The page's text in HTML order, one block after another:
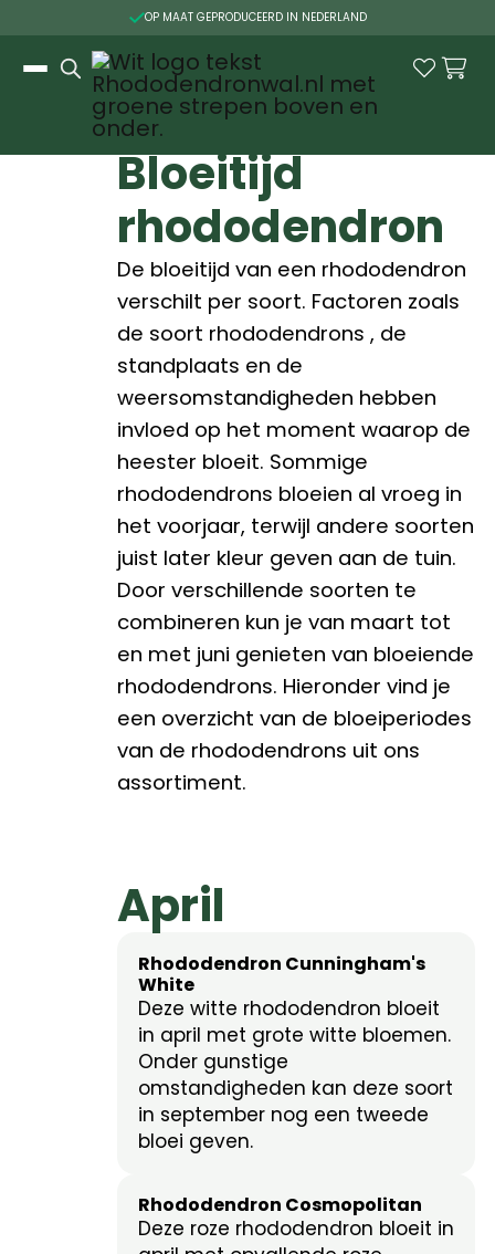
OP MAAT GEPRODUCEERD IN NEDERLAND
Slide 2 of 3.
 
Bloeitijd
rhododendron
De bloeitijd van een rhododendron
verschilt per soort. Factoren zoals
de soort rhododendrons , de
standplaats en de
weersomstandigheden hebben
invloed op het moment waarop de
heester bloeit. Sommige
rhododendrons bloeien al vroeg in
het voorjaar, terwijl andere soorten
juist later kleur geven aan de tuin.
Door verschillende soorten te
combineren kun je van maart tot
en met juni genieten van bloeiende
rhododendrons. Hieronder vind je
een overzicht van de bloeiperiodes
van de rhododendrons uit ons
assortiment.
April
Rhododendron Cunningham's
White
Deze witte rhododendron bloeit
in april met grote witte bloemen.
Onder gunstige
omstandigheden kan deze soort
in september nog een tweede
bloei geven.
Rhododendron Cosmopolitan
Deze roze rhododendron bloeit in